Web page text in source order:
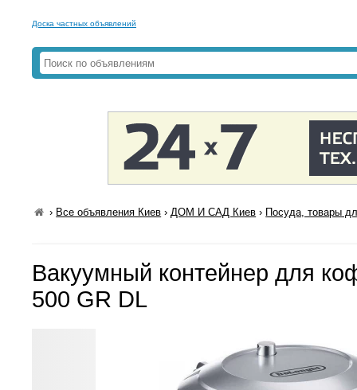
Доска частных объявлений
› Все объявления Киев ›ДОМ И САД Киев › Посуда, товары
Вакуумный контейнер для
500 GR DL